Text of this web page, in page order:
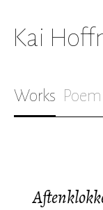
Kai
Works